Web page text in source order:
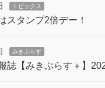
トピックス
スタンプ2倍デー！
みきぷらす
誌【みきぷらす＋】